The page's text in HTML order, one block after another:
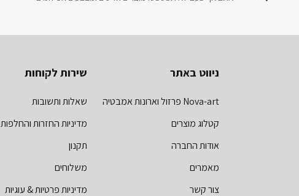
ניווט באתר
Nova-art פרזול וארונות אמבטיה
קטלוג מוצרים
אודות החברה
מאמרים
צור קשר
שירות לקוחות
שאלות ותשובות
מדיניות החזרות והחלפות
תקנון
משלוחים
מדיניות פרטיות & עוגיות